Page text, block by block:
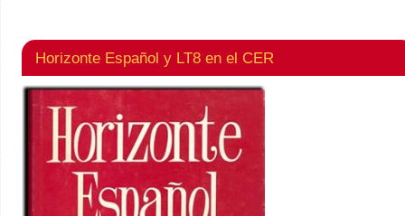
Horizonte Español y LT8 en el CER